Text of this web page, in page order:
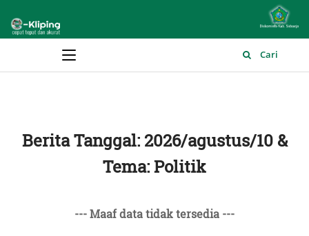
Main Menu Cari
Berita Tanggal: 2026/agustus/10 &
Tema: Politik
--- Maaf data tidak tersedia ---